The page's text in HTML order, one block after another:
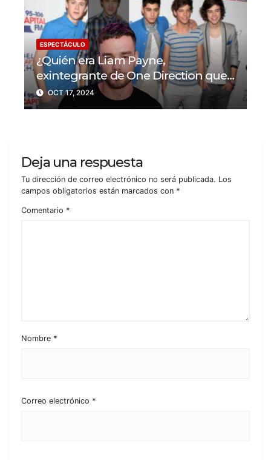
ESPECTÁCULO
¿Quién era Liam Payne,
exintegrante de One Direction que
murió tras caer desde un balcón?
OCT 17, 2024
Deja una respuesta
Tu dirección de correo electrónico no será publicada. Los
campos obligatorios están marcados con *
Comentario *
Nombre *
Correo electrónico *